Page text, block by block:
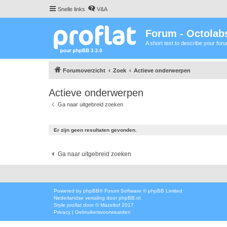
Snelle links V&A
Forum -
A short text to describe your
Forumoverzicht Zoek Actieve onderwerpen
Actieve onderwerpen
Ga naar uitgebreid zoeken
Er zijn geen resultaten gevonden.
Ga naar uitgebreid zoeken
Powered by phpBB® Forum Software © phpBB Limited
Nederlandse vertaling door phpBB.nl
Style proflat door ©Mazeltof 2017
Privacy | Gebruikersvoorwaarden